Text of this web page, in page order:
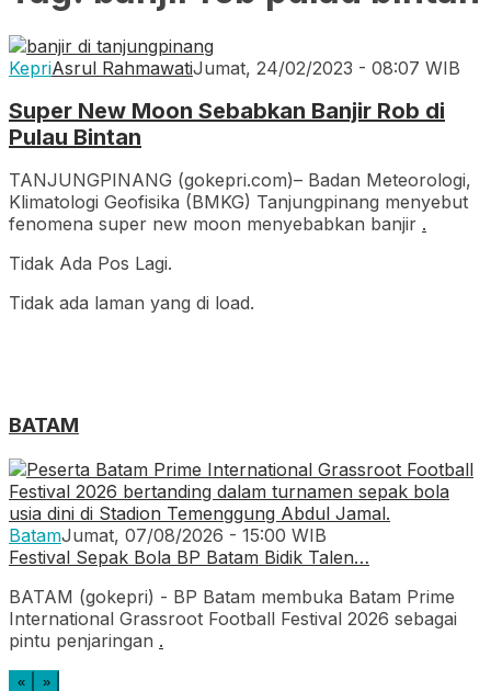
KepriAsrul RahmawatiJumat, 24/02/2023 - 08:07 WIB
Super New Moon Sebabkan Banjir Rob di
Pulau Bintan
TANJUNGPINANG (gokepri.com)– Badan Meteorologi,
Klimatologi Geofisika (BMKG) Tanjungpinang menyebut
fenomena super new moon menyebabkan banjir .
Tidak Ada Pos Lagi.
Tidak ada laman yang di load.
BATAM
BatamJumat, 07/08/2026 - 15:00 WIB
Festival Sepak Bola BP Batam Bidik Talen…
BATAM (gokepri) - BP Batam membuka Batam Prime
International Grassroot Football Festival 2026 sebagai
pintu penjaringan .
« »